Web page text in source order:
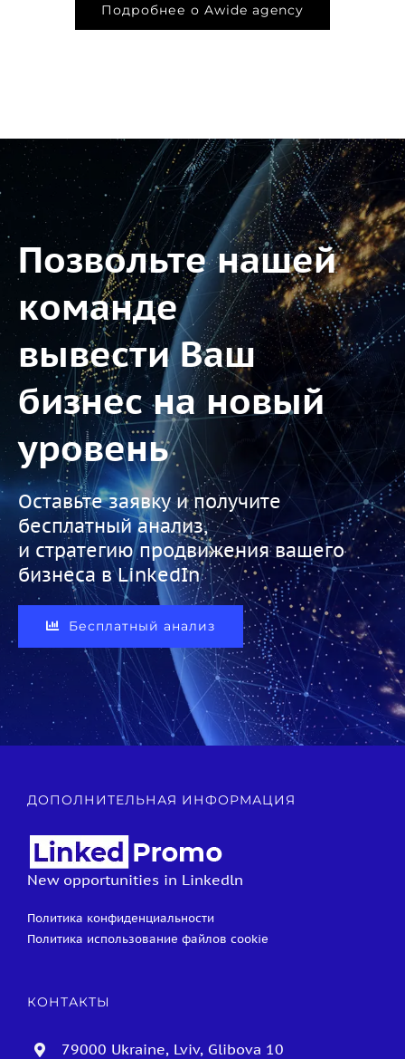
Подробнее о Awide agency
Позвольте нашей
команде
вывести Ваш
бизнес на новый
уровень
Оставьте заявку и получите
бесплатный анализ,
и стратегию продвижения вашего
бизнеса в LinkedIn
Бесплатный анализ
ДОПОЛНИТЕЛЬНАЯ ИНФОРМАЦИЯ
New opportunities in Linkedln
Политика конфиденциальности
Политика использование файлов cookie
КОНТАКТЫ
79000 Ukraine, Lviv, Glibova 10